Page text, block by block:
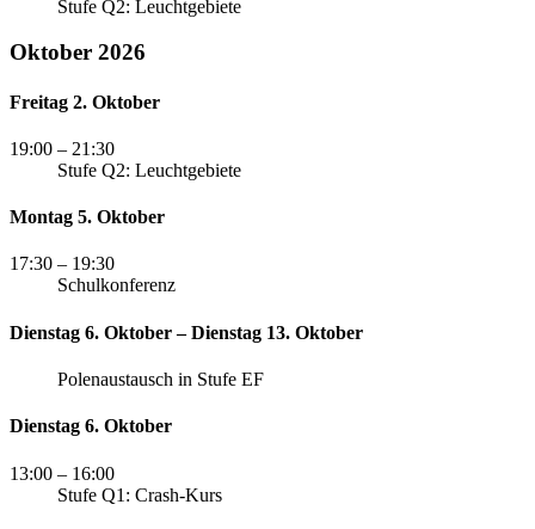
Stufe Q2: Leuchtgebiete
Oktober 2026
Freitag 2. Oktober
19:00 – 21:30
Stufe Q2: Leuchtgebiete
Montag 5. Oktober
17:30 – 19:30
Schulkonferenz
Dienstag 6. Oktober – Dienstag 13. Oktober
Polenaustausch in Stufe EF
Dienstag 6. Oktober
13:00 – 16:00
Stufe Q1: Crash-Kurs